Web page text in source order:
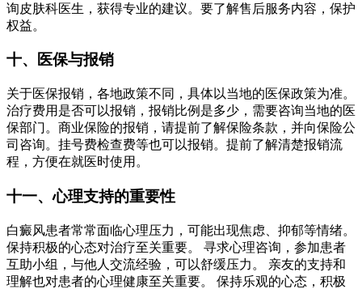
询皮肤科医生，获得专业的建议。要了解售后服务内容，保护
权益。
十、医保与报销
关于医保报销，各地政策不同，具体以当地的医保政策为准。
治疗费用是否可以报销，报销比例是多少，需要咨询当地的医
保部门。商业保险的报销，请提前了解保险条款，并向保险公
司咨询。挂号费检查费等也可以报销。提前了解清楚报销流
程，方便在就医时使用。
十一、心理支持的重要性
白癜风患者常常面临心理压力，可能出现焦虑、抑郁等情绪。
保持积极的心态对治疗至关重要。 寻求心理咨询，参加患者
互助小组，与他人交流经验，可以舒缓压力。 亲友的支持和
理解也对患者的心理健康至关重要。 保持乐观的心态，积极